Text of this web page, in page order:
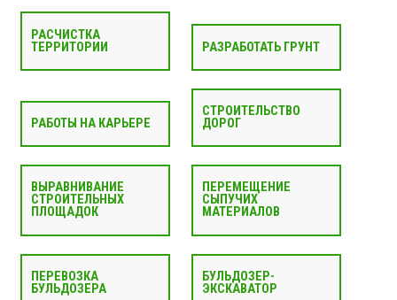
РАСЧИСТКА
ТЕРРИТОРИИ
РАЗРАБОТАТЬ ГРУНТ
РАБОТЫ НА КАРЬЕРЕ
СТРОИТЕЛЬСТВО
ДОРОГ
ВЫРАВНИВАНИЕ
СТРОИТЕЛЬНЫХ
ПЛОЩАДОК
ПЕРЕМЕЩЕНИЕ
СЫПУЧИХ
МАТЕРИАЛОВ
ПЕРЕВОЗКА
БУЛЬДОЗЕРА
БУЛЬДОЗЕР-
ЭКСКАВАТОР